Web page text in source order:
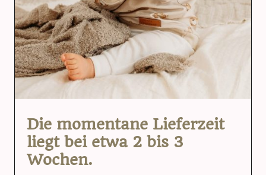
Die momentane Lieferzeit
liegt bei etwa 2 bis 3
Wochen.